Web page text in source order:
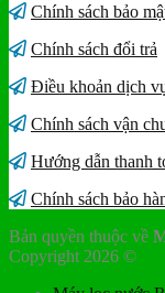
Chính sách bảo
Chính sách đổi trả
Điều khoản dịch
Chính sách vận
Hướng dẫn thanh
Chính sách bảo
Bản quyền thuộc về
Copyright 2026 ©